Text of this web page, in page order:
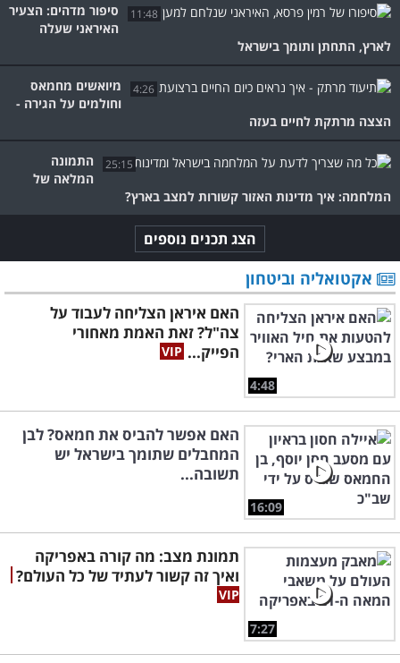
11:48
סיפור מדהים: הצעיר
האיראני שעלה
לארץ, התחתן ותומך בישראל
4:26
מיואשים מחמאס
וחולמים על הגירה -
הצצה מרתקת לחיים בעזה
25:15
התמונה
המלאה של
המלחמה: איך מדינות האזור קשורות למצב בארץ?
הצג תכנים נוספים
אקטואליה וביטחון
4:48
האם איראן הצליחה לעבוד על
צה"ל? זאת האמת מאחורי
הפייק...
16:09
האם אפשר להביס את חמאס? לבן
המחבלים שתומך בישראל יש
תשובה...
7:27
תמונת מצב: מה קורה באפריקה
ואיך זה קשור לעתיד של כל העולם?